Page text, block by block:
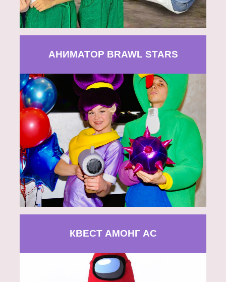
АНИМАТОР BRAWL STARS
КВЕСТ АМОНГ АС